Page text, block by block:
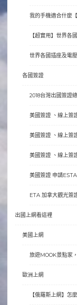
我的手機適合什麼
【超實用】世界各
世界各國插座及電
各國簽證
2018台灣出國簽證
美國簽證 、線上簽
美國簽證 、線上簽
美國簽證 、線上簽
美國簽證 申請
ETA 加拿大觀光簽
出國上網看這裡
美國上網
旅遊MOOK景點家
歐洲上網
【俄羅斯上網】怎